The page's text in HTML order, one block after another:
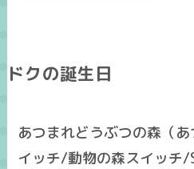
ドクの誕生日
あつまれどうぶつの森（
イッチ/動物の森スイッチ